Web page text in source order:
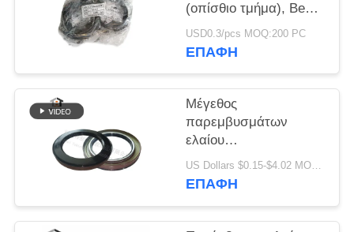
(οπίσθιο τμήμα), Benz
OE 0019976848 500
0281043 0239976245
USD0.3/pcs MOQ:200 PC
ΕΠΑΦΉ
Μέγεθος
παρεμβυσμάτων
ελαίου
4.250*6.000*0.680inch
φορτηγών για τον
US Dollars $0.15-$4.02 MOQ:50pcs
ΕΠΑΦΉ